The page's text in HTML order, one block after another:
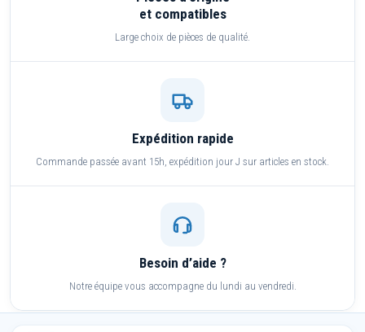
et compatibles
Large choix de pièces de qualité.
Expédition rapide
Commande passée avant 15h, expédition jour J sur articles en stock.
Besoin d’aide ?
Notre équipe vous accompagne du lundi au vendredi.